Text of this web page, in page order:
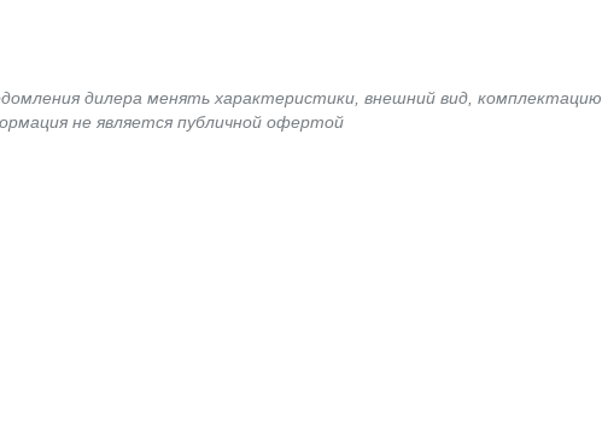
дилера менять характеристики, внешний вид, комплектацию
не является публичной офертой